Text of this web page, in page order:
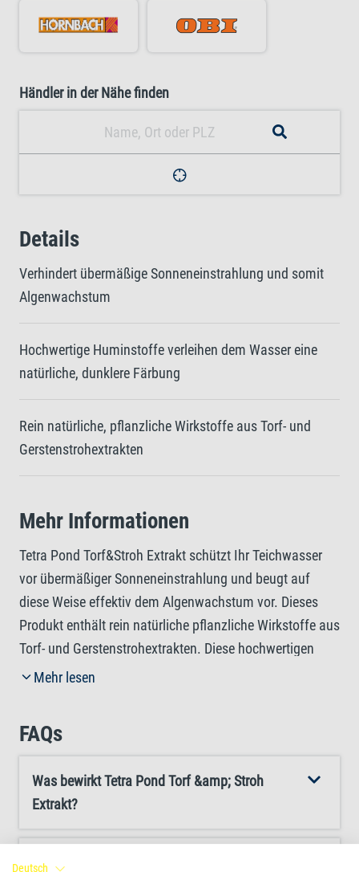
Händler in der Nähe finden
Details
Verhindert übermäßige Sonneneinstrahlung und somit
Algenwachstum
Hochwertige Huminstoffe verleihen dem Wasser eine
natürliche, dunklere Färbung
Rein natürliche, pflanzliche Wirkstoffe aus Torf- und
Gerstenstrohextrakten
Mehr Informationen
Tetra Pond Torf&Stroh Extrakt schützt Ihr Teichwasser
vor übermäßiger Sonneneinstrahlung und beugt auf
diese Weise effektiv dem Algenwachstum vor. Dieses
Produkt enthält rein natürliche pflanzliche Wirkstoffe aus
Torf- und Gerstenstrohextrakten. Diese hochwertigen
Huminstoffe verleihen dem Wasser eine dunklere
das ganze Jahr über verwendet werden. Tetra empfiehlt
Stoffwechselaktivität der Teichpflanzen im Vergleich zu
der der Algen noch zu gering ist. Um das bestmögliche
Ergebnis zu erzielen, schütteln Sie das Produkt vor
Mehr lesen
FAQs
Was bewirkt Tetra Pond Torf &amp; Stroh
Extrakt?
Wie verhindert Tetra Pond Torf &amp; Stroh
Deutsch